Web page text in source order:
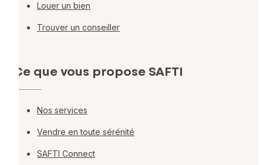
Louer un bien
Trouver un conseiller
Ce que vous propose SAFTI
Nos services
Vendre en toute sérénité
SAFTI Connect